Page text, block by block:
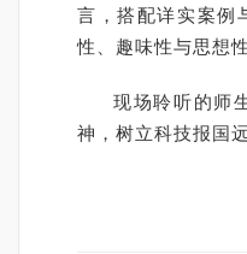
言，搭配详实案例
性、趣味性与思想
现场聆听的师
神，树立科技报国